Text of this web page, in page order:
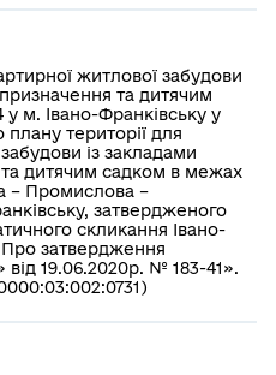
житлової забудови
та дитячим
м. Івано-Франківську у
плану території для
із закладами
дитячим садком в межах
– Промислова –
затвердженого
скликання Івано-
затвердження
від 19.06.2020р. № 183-41».